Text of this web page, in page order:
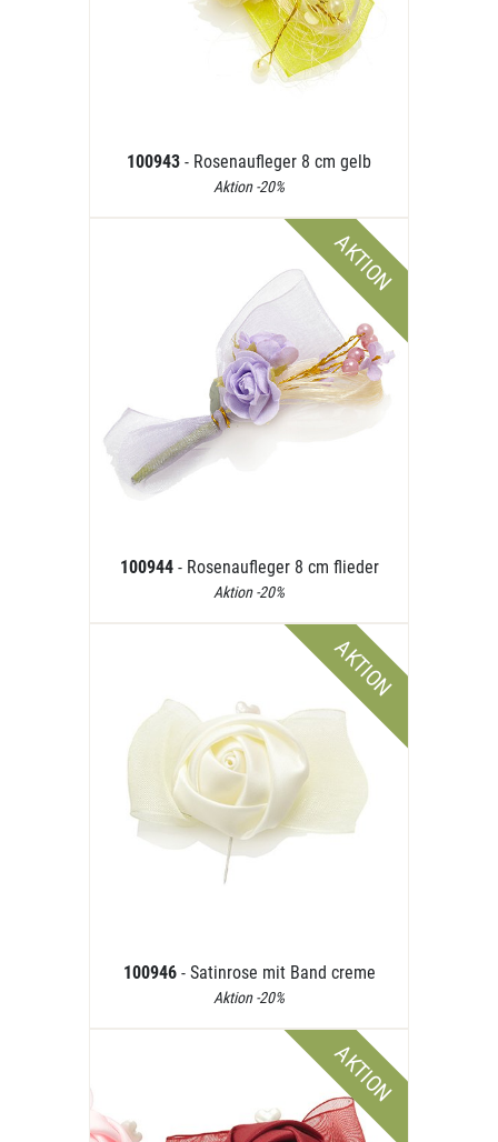
100943 - Rosenaufleger 8 cm gelb
Aktion -20%
AKTION
100944 - Rosenaufleger 8 cm flieder
Aktion -20%
AKTION
100946 - Satinrose mit Band creme
Aktion -20%
AKTION